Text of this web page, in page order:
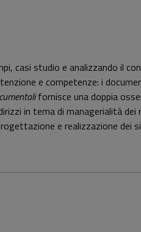
casi studio e analizzando il
e competenze: i
fornisce una doppia
in tema di managerialità
e realizzazione dei